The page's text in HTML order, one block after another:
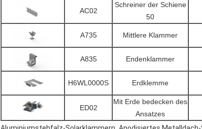
AC02
Schreiner der Schiene
50
A735 Mittlere Klammer
A835 Endenklammer
H6WL0000S Erdklemme
ED02
Mit Erde bedecken des
Ansatzes